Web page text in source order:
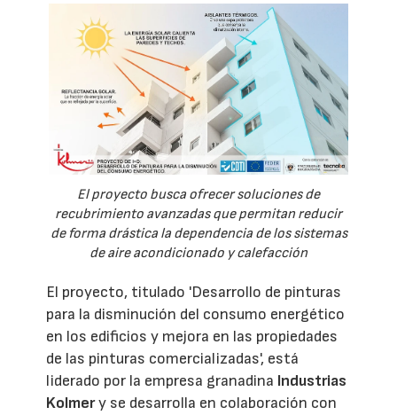
El proyecto busca ofrecer soluciones de
recubrimiento avanzadas que permitan reducir
de forma drástica la dependencia de los sistemas
de aire acondicionado y calefacción
El proyecto, titulado 'Desarrollo de pinturas
para la disminución del consumo energético
en los edificios y mejora en las propiedades
de las pinturas comercializadas', está
liderado por la empresa granadina Industrias
Kolmery se desarrolla en colaboración con